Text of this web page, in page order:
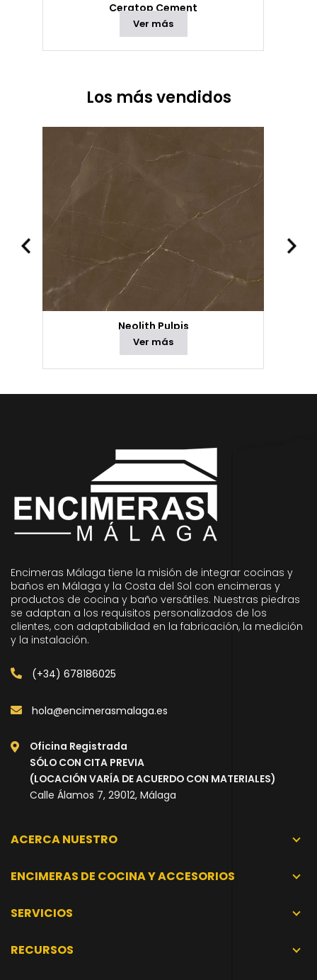
Ceratop Cement
Ver más
Los más vendidos
Neolith Pulpis
Ver más
Encimeras Málaga tiene la misión de integrar cocinas y
baños en Málaga y la Costa del Sol con encimeras y
productos de cocina y baño versátiles. Nuestras piedras
se adaptan a los requisitos personalizados de los
clientes, con adaptabilidad en la fabricación, la medición
y la instalación.
(+34) 678186025
hola@encimerasmalaga.es
Oficina Registrada
SÓLO CON CITA PREVIA
(LOCACIÓN VARÍA DE ACUERDO CON MATERIALES)
Calle Álamos 7, 29012, Málaga
ACERCA NUESTRO
ENCIMERAS DE COCINA Y ACCESORIOS
SERVICIOS
RECURSOS